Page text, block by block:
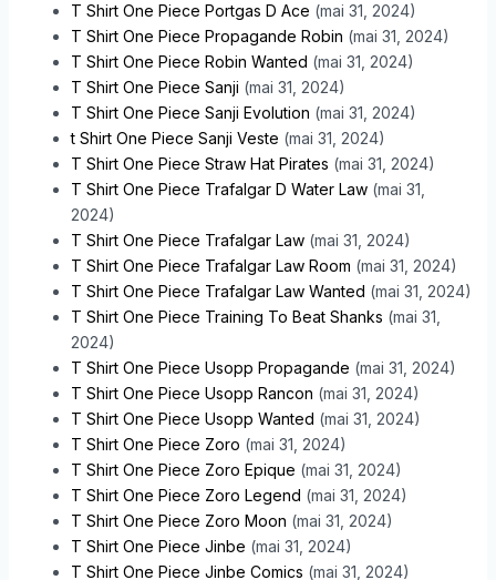
T Shirt One Piece Portgas D Ace (mai 31, 2024)
T Shirt One Piece Propagande Robin (mai 31, 2024)
T Shirt One Piece Robin Wanted (mai 31, 2024)
T Shirt One Piece Sanji (mai 31, 2024)
T Shirt One Piece Sanji Evolution (mai 31, 2024)
t Shirt One Piece Sanji Veste (mai 31, 2024)
T Shirt One Piece Straw Hat Pirates (mai 31, 2024)
T Shirt One Piece Trafalgar D Water Law (mai 31,
2024)
T Shirt One Piece Trafalgar Law (mai 31, 2024)
T Shirt One Piece Trafalgar Law Room (mai 31, 2024)
T Shirt One Piece Trafalgar Law Wanted (mai 31, 2024)
T Shirt One Piece Training To Beat Shanks (mai 31,
2024)
T Shirt One Piece Usopp Propagande (mai 31, 2024)
T Shirt One Piece Usopp Rancon (mai 31, 2024)
T Shirt One Piece Usopp Wanted (mai 31, 2024)
T Shirt One Piece Zoro (mai 31, 2024)
T Shirt One Piece Zoro Epique (mai 31, 2024)
T Shirt One Piece Zoro Legend (mai 31, 2024)
T Shirt One Piece Zoro Moon (mai 31, 2024)
T Shirt One Piece Jinbe (mai 31, 2024)
T Shirt One Piece Jinbe Comics (mai 31, 2024)